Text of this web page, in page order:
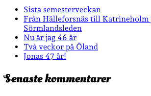
Sista semesterveckan
Från Hälleforsnäs till Katrineholm
Sörmlandsleden
Nu är jag 46 år
Två veckor på Öland
Jonas 47 år!
Senaste kommentarer